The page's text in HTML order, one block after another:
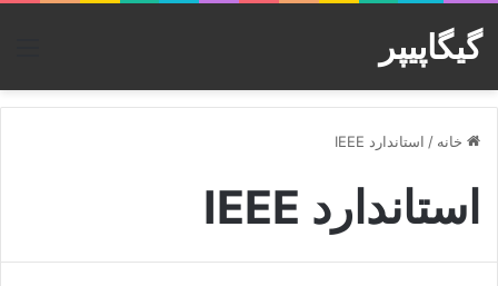
گیگاپیپر
خانه / استاندارد IEEE
استاندارد IEEE